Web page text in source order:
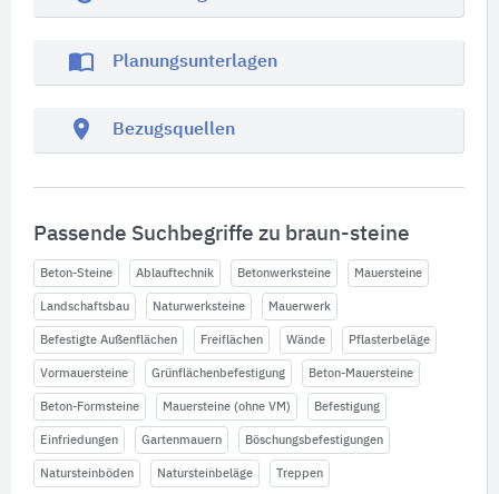
import_contacts Planungsunterlagen
location_on Bezugsquellen
Passende Suchbegriffe zu braun-steine
Beton-Steine Ablauftechnik Betonwerksteine Mauersteine
Landschaftsbau Naturwerksteine Mauerwerk
Befestigte Außenflächen Freiflächen Wände Pflasterbeläge
Vormauersteine Grünflächenbefestigung Beton-Mauersteine
Beton-Formsteine Mauersteine (ohne VM) Befestigung
Einfriedungen Gartenmauern Böschungsbefestigungen
Natursteinböden Natursteinbeläge Treppen